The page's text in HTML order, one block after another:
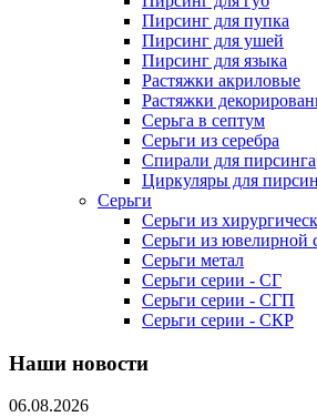
Пирсинг для пупка
Пирсинг для ушей
Пирсинг для языка
Растяжки акриловые
Растяжки
Серьга в септум
Серьги из серебра
Спирали для пирсинга
Циркуляры для
Серьги
Серьги из
Серьги из ювелирной
Серьги метал
Серьги серии - СГ
Серьги серии - СГП
Серьги серии - СКР
Наши новости
06.08.2026